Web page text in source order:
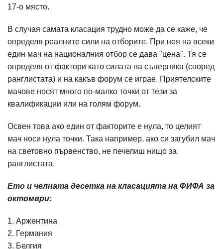
17-о място.
В случая самата класация трудно може да се каже, че
определя реалните сили на отборите. При нея на всеки
един мач на националния отбор се дава "цена". Тя се
определя от фактори като силата на съперника (според
ранглистата) и на какъв форум се играе. Приятелските
мачове носят много по-малко точки от тези за
квалификации или на голям форум.
Освен това ако един от факторите е нула, то целият
мач носи нула точки. Така например, ако си загубил мач
на световно първенство, не печелиш нищо за
ранглистата.
Ето и челната десетка на класацията на ФИФА за
октомври:
1. Аржентина
2. Германия
3. Белгия